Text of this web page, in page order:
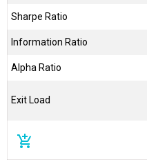
Sharpe Ratio
Information Ratio
Alpha Ratio
Exit Load
add_shopping_cart